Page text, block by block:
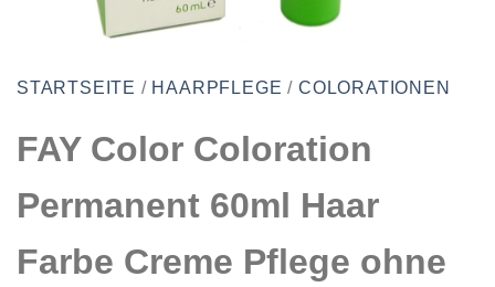
STARTSEITE / HAARPFLEGE / COLORATIONEN
FAY Color Coloration
Permanent 60ml Haar
Farbe Creme Pflege ohne